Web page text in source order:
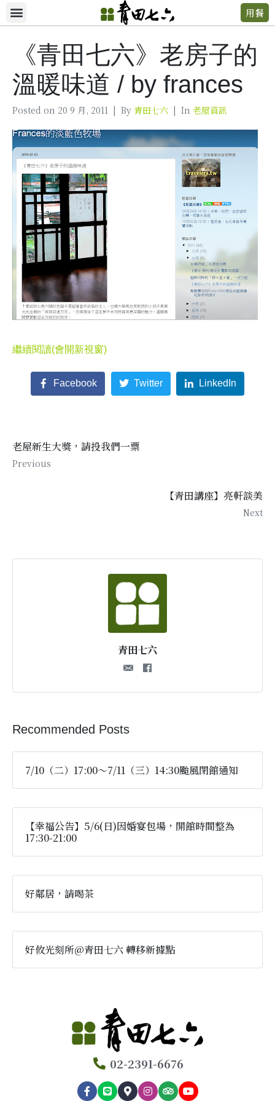
用餐
《青田七六》老房子的
溫暖味道 / by frances
Posted on 20 9 月, 2011 By 青田七六 In 老屋資訊
繼續閱讀(會開新視窗)
Facebook Twitter LinkedIn
老屋新生大獎，請投我們一票
Previous
【青田講座】亮軒談美
Next
青田七六
Recommended Posts
7/10（二）17:00～7/11（三）14:30颱風閉館通知
【幸福公告】5/6(日)因婚宴包場，開館時間整為
17:30-21:00
好鄰居，請喝茶
好攸光刻所@青田七六 轉移新據點
02-2391-6676